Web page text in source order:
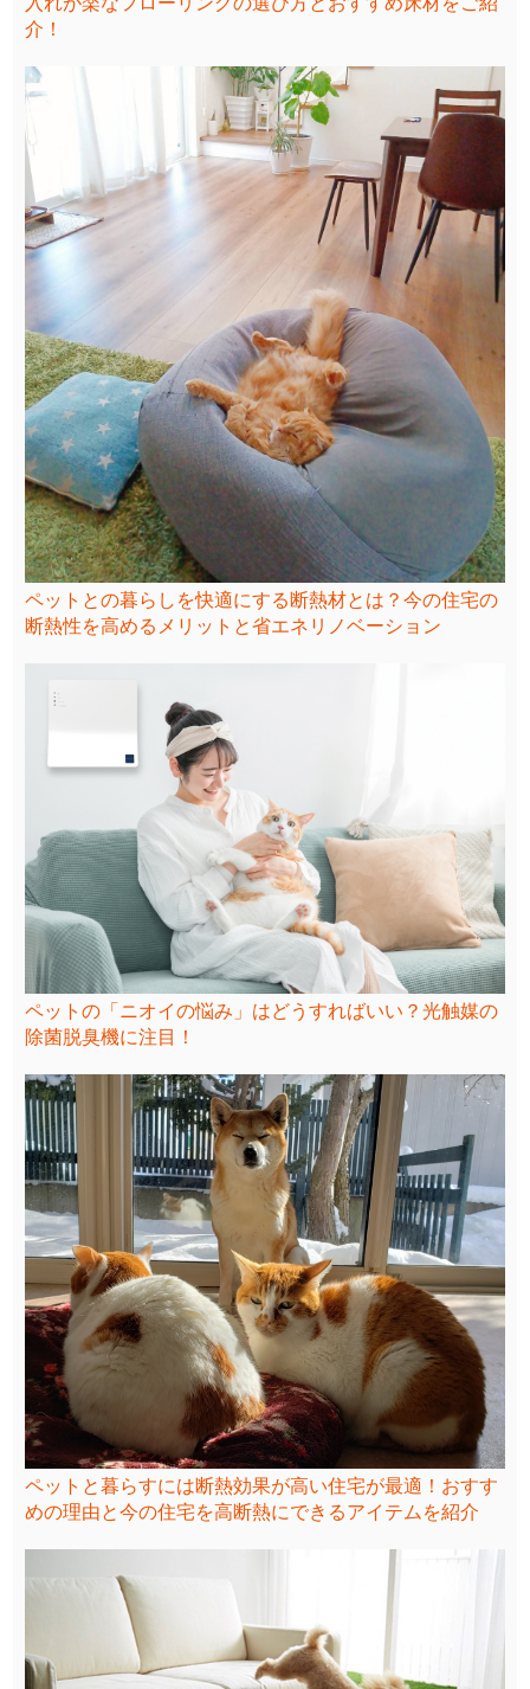
介！
ペットとの暮らしを快適にする断熱材とは？今の住宅の
断熱性を高めるメリットと省エネリノベーション
ペットの「ニオイの悩み」はどうすればいい？光触媒の
除菌脱臭機に注目！
ペットと暮らすには断熱効果が高い住宅が最適！おすす
めの理由と今の住宅を高断熱にできるアイテムを紹介